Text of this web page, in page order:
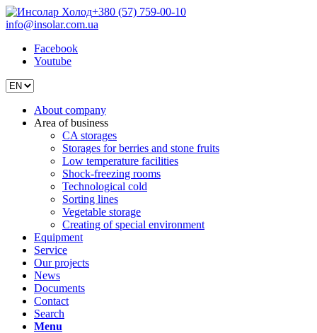
+380 (57) 759-00-10
info@insolar.com.ua
Facebook
Youtube
About company
Area of business
CA storages
Storages for berries and stone fruits
Low temperature facilities
Shock-freezing rooms
Technological cold
Sorting lines
Vegetable storage
Creating of special environment
Equipment
Service
Our projects
News
Documents
Contact
Search
Menu